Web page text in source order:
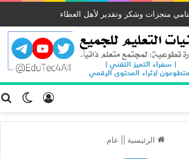
منجزات وشكر وتقدير لأهل العطاء
تسجيل
الرئيسية عام